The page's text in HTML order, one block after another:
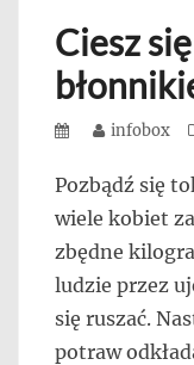
Ciesz
PostedAuthor
infobox
Pozbądź się
wiele kobiet
zbędne
ludzie przez
się ruszać.
potraw